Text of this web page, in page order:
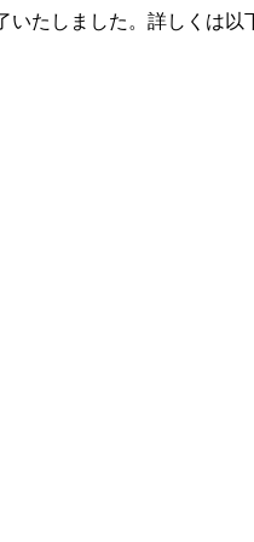
いたしました。詳しくは以